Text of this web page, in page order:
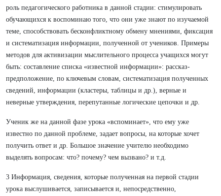
роль педагогического работника в данной стадии: стимулировать
обучающихся к воспоминаю того, что они уже знают по изучаемой
теме, способствовать бесконфликтному обмену мнениями, фиксация
и систематизация информации, полученной от учеников. Примеры
методов для активизации мыслительного процесса учащихся могут
быть: составление списка «известной информации»: рассказ-
предположение, по ключевым словам, систематизация полученных
сведений, информации (кластеры, таблицы и др.), верные и
неверные утверждения, перепутанные логические цепочки и др.
Ученик же на данной фазе урока «вспоминает», что ему уже
известно по данной проблеме, задает вопросы, на которые хочет
получить ответ и др. Большое значение учителю необходимо
выделять вопросам: что? почему? чем вызвано? и т.д.
3 Информация, сведения, которые полученная на первой стадии
урока выслушивается, записывается и, непосредственно,